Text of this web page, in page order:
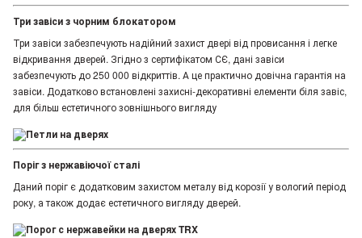
Три завіси з чорним блокатором
Три завіси забезпечують надійний захист двері від провисання і легке
відкривання дверей. Згідно з сертифікатом СЄ, дані завіси
забезпечують до 250 000 відкриттів. А це практично довічна гарантія на
завіси. Додатково встановлені захисні-декоративні елементи біля завіс,
для більш естетичного зовнішнього вигляду
Поріг з нержавіючої сталі
Даний поріг є додатковим захистом металу від корозії у вологий період
року, а також додає естетичного вигляду дверей.